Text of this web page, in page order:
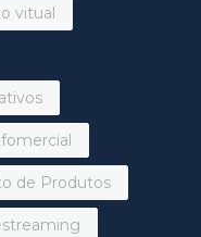
vitual
de Produtos